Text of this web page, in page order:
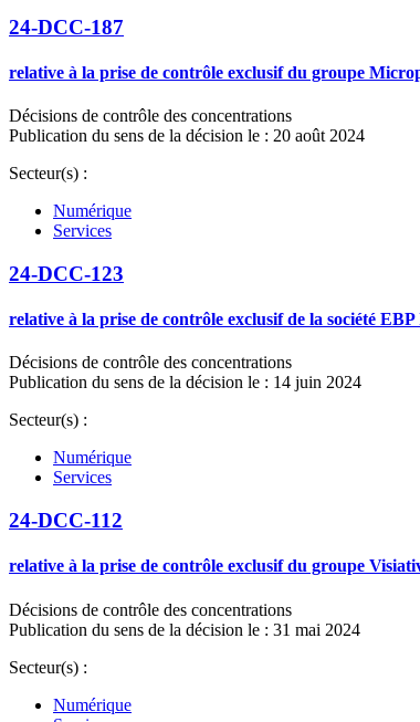
24-DCC-187
relative à la prise de contrôle exclusif du groupe
Décisions de contrôle des concentrations
Publication du sens de la décision le : 20 août 2024
Secteur(s) :
Numérique
Services
24-DCC-123
relative à la prise de contrôle exclusif de la société
Décisions de contrôle des concentrations
Publication du sens de la décision le : 14 juin 2024
Secteur(s) :
Numérique
Services
24-DCC-112
relative à la prise de contrôle exclusif du groupe
Décisions de contrôle des concentrations
Publication du sens de la décision le : 31 mai 2024
Secteur(s) :
Numérique